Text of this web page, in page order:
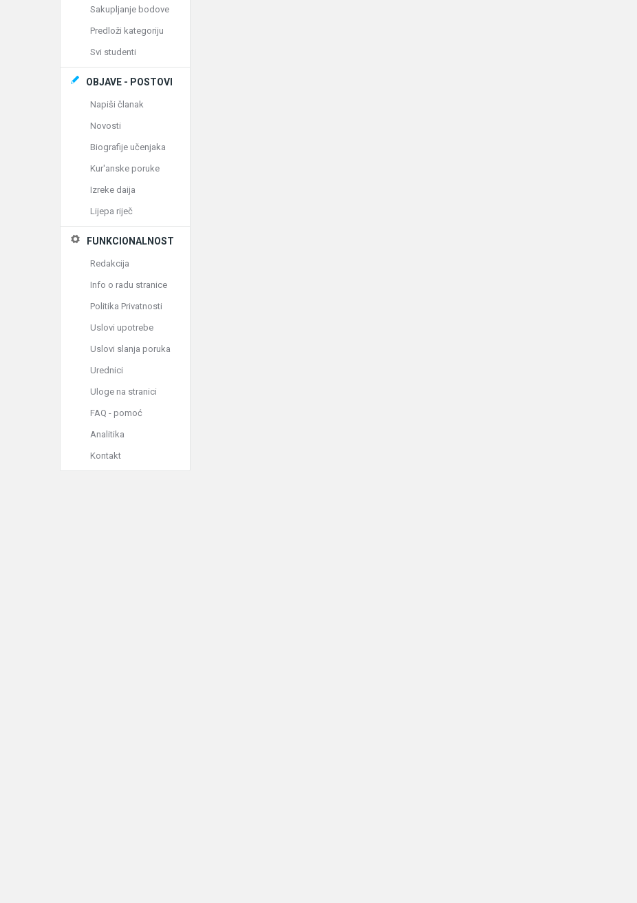
Sakupljanje bodove
Predloži kategoriju
Svi studenti
OBJAVE - POSTOVI
Napiši članak
Novosti
Biografije učenjaka
Kur'anske poruke
Izreke daija
Lijepa riječ
FUNKCIONALNOST
Redakcija
Info o radu stranice
Politika Privatnosti
Uslovi upotrebe
Uslovi slanja poruka
Urednici
Uloge na stranici
FAQ - pomoć
Analitika
Kontakt